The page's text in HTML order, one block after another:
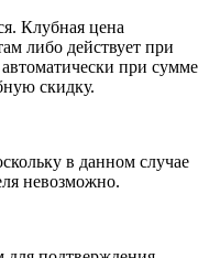
Клубная цена
либо действует при
при сумме
скидку.
в данном случае
невозможно.